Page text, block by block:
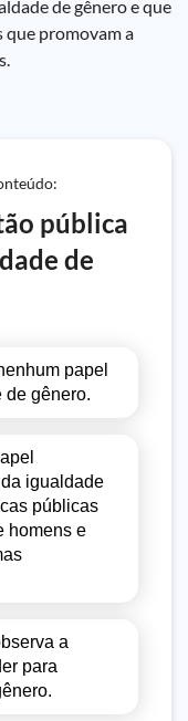
de gênero e que
promovam a
pública
de
papel
de gênero.
igualdade
públicas
homens e
a
para